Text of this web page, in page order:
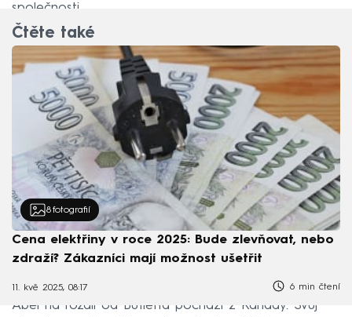
společnosti.
Čtěte také
8 fotografií
Cena elektřiny v roce 2025: Bude zlevňovat, nebo
zdraží? Zákazníci mají možnost ušetřit
11. kvě 2025, 08:17 6 min čtení
Abel na rozdíl od Buffetta pochází z Kanady. Svůj